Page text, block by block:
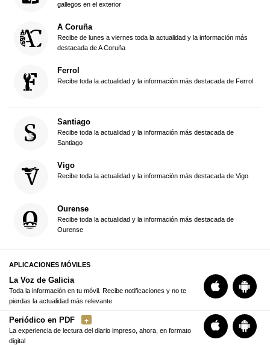
gallegos en el exterior
A Coruña
Recibe de lunes a viernes toda la actualidad y la información más
destacada de A Coruña
Ferrol
Recibe toda la actualidad y la información más destacada de Ferrol
Santiago
Recibe toda la actualidad y la información más destacada de
Santiago
Vigo
Recibe toda la actualidad y la información más destacada de Vigo
Ourense
Recibe toda la actualidad y la información más destacada de
Ourense
APLICACIONES MÓVILES
La Voz de Galicia
Toda la información en tu móvil. Recibe notificaciones y no te
pierdas la actualidad más relevante
Periódico en PDF
La experiencia de lectura del diario impreso, ahora, en formato
digital